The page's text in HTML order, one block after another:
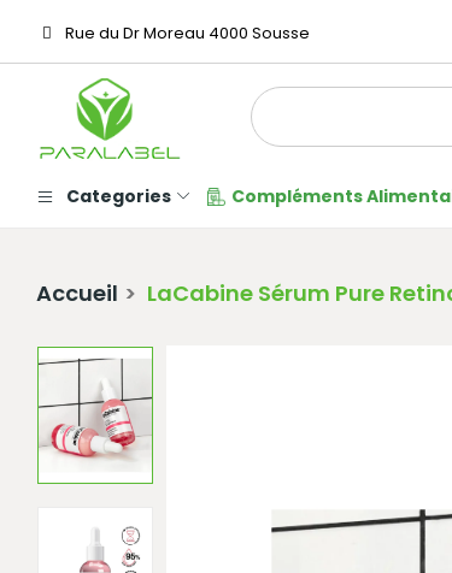
Rue du Dr Moreau 4000 Sousse
Categories Compléments
Accueil LaCabine Sérum Pure